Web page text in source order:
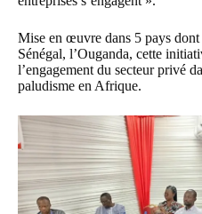
Mise en œuvre dans 5 pays
Sénégal, l’Ouganda, cette
l’engagement du secteur privé
paludisme en Afrique.